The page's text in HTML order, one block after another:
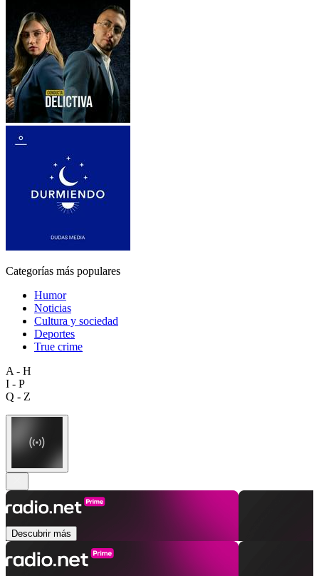
Categorías más populares
Humor
Noticias
Cultura y sociedad
Deportes
True crime
A - H
I - P
Q - Z
Descubrir más